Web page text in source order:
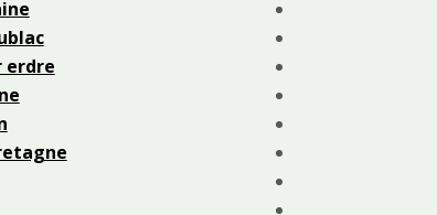
erdre